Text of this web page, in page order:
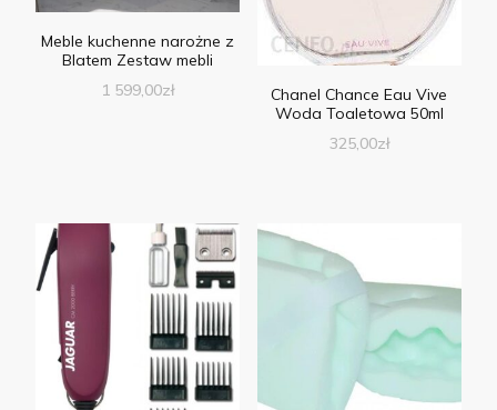
Meble kuchenne narożne z
Blatem Zestaw mebli
1 599,00zł
Chanel Chance Eau Vive
Woda Toaletowa 50ml
325,00zł